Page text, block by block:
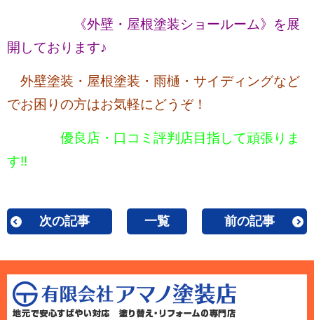
《外壁・屋根塗装ショールーム》を展
開しております♪
外壁塗装・屋根塗装・雨樋・サイディングなど
でお困りの方はお気軽にどうぞ！
優良店・口コミ評判店目指して頑張りま
す!!
次の記事 一覧 前の記事